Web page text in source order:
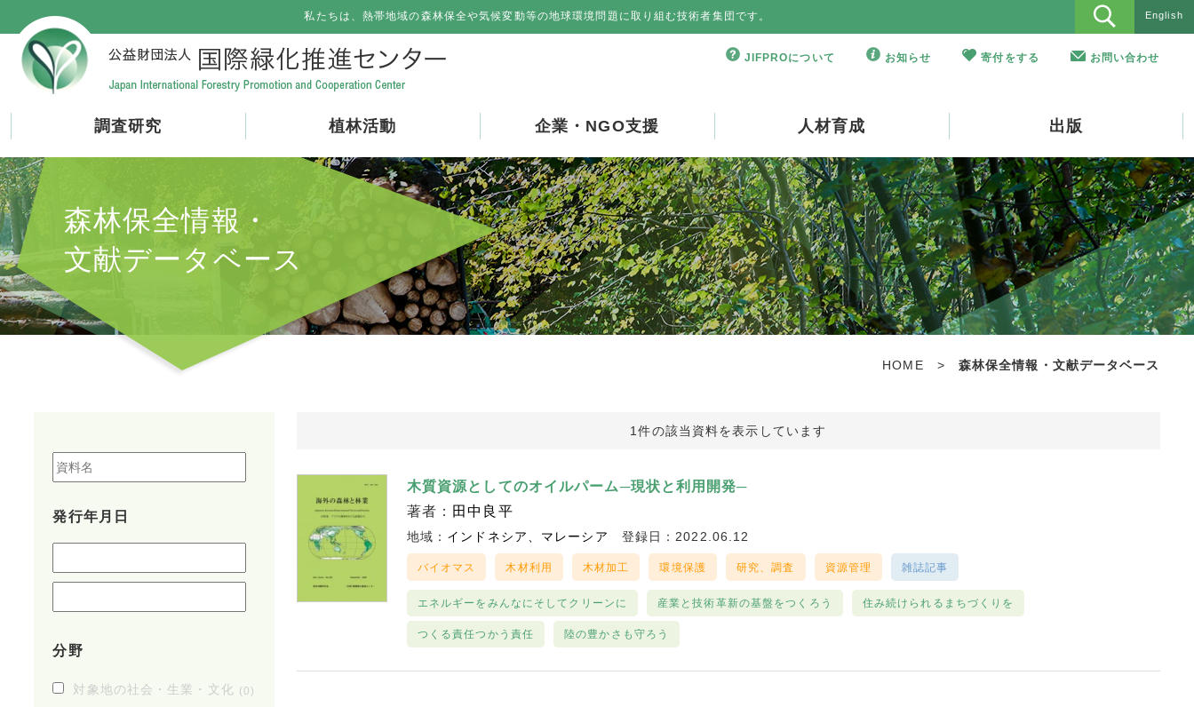
私たちは、熱帯地域の森林保全や気候変動等の地球環境問題に取り組む技術者集団です。 English
JIFPROについて お知らせ 寄付をする お問い合わせ
調査研究 植林活動 企業・NGO支援 人材育成 出版
森林保全情報・
文献データベース
HOME > 森林保全情報・文献データベース
発行年月日
分野
対象地の社会・生業・文化 (0)
1件の該当資料を表示しています
木質資源としてのオイルパーム─現状と利用開発─
著者： 田中良平
地域： インドネシア マレーシア 登録日：2022.06.12
バイオマス 木材利用 木材加工 環境保護 研究、調査 資源管理 雑誌記事
エネルギーをみんなにそしてクリーンに 産業と技術革新の基盤をつくろう 住み続けられるまちづくりを
つくる責任つかう責任 陸の豊かさも守ろう